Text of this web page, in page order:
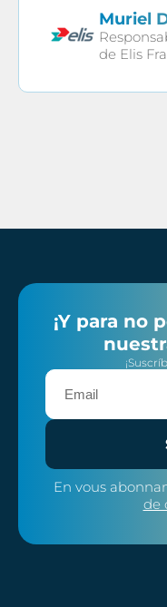
Muriel
de Elis
¡Y para no
En vous
de